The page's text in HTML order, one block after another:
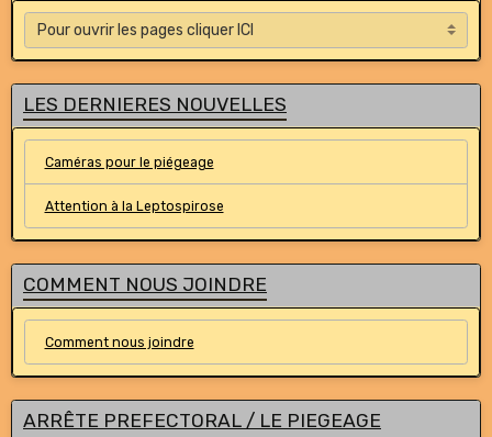
LES DERNIERES NOUVELLES
Caméras pour le piégeage
Attention à la Leptospirose
COMMENT NOUS JOINDRE
Comment nous joindre
ARRÊTE PREFECTORAL / LE PIEGEAGE